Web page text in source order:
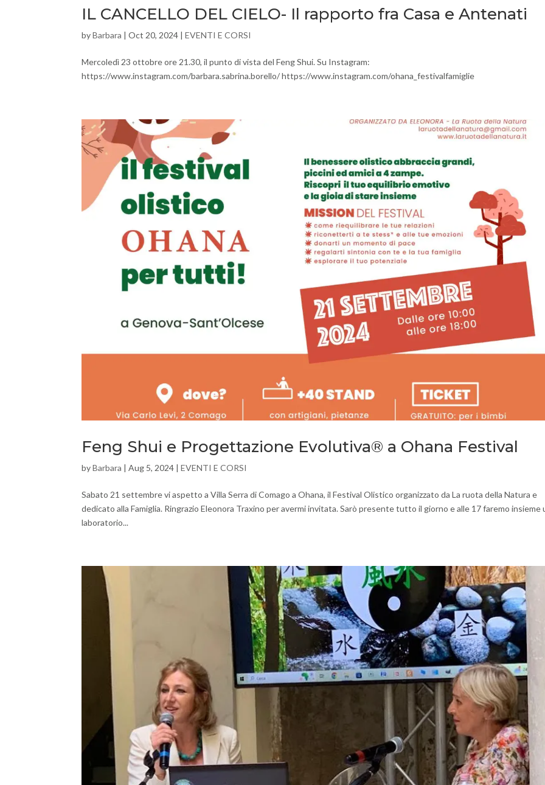
IL CANCELLO DEL CIELO- Il rapporto fra Casa e Antenati
byBarbara |Oct 20, 2024 |EVENTI E CORSI
Mercoledì 23 ottobre ore 21.30, il punto di vista del Feng Shui. Su Instagram:
https://www.instagram.com/barbara.sabrina.borello/ https://www.instagram.com/ohana_festivalfamiglie
Feng Shui e Progettazione Evolutiva® a Ohana Festival
byBarbara |Aug 5, 2024 |EVENTI E CORSI
Sabato 21 settembre vi aspetto a Villa Serra di Comago a Ohana, il Festival Olistico organizzato da La ruota della Natura e
dedicato alla Famiglia. Ringrazio Eleonora Traxino per avermi invitata. Sarò presente tutto il giorno e alle 17 faremo insieme
laboratorio...